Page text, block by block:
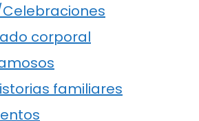
corporal
familiares